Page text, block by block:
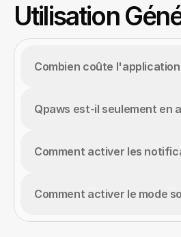
Utilisation
Combien coûte l'application
Qpaws est-il seulement en
Comment activer les
Comment activer le mode